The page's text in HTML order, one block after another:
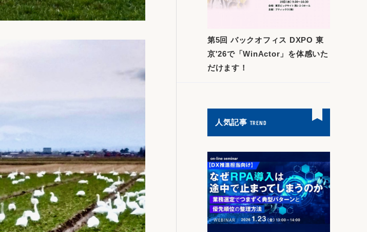
第5回 バックオフィス DXPO 東
京'26で「WinActor」を体感いた
だけます！
人気記事TREND